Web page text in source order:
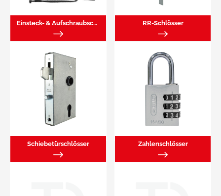
Einsteck- & Aufschraubschlösser RR-Schlösser
Schiebetürschlösser Zahlenschlösser